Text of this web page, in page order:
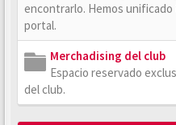
encontrarlo. Hemos
portal.
Merchadising del club
Espacio reservado
del club.